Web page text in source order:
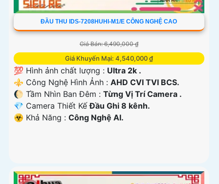
ĐẦU THU IDS-7208HUHI-M1/E CÔNG NGHỆ CAO
Giá Bán: 6,490,000 ₫
Giá Khuyến Mại: 4,540,000 ₫
💯 Hình ảnh chất lượng : Ultra 2k .
⚜️ Công Nghệ Hình Ảnh : AHD CVI TVI BCS.
🌔 Tầm Nhìn Ban Đêm : Từng Vị Trí Camera .
💎 Camera Thiết KếĐầu Ghi 8 kênh.
️☣️ Khả Năng : Công Nghệ AI.